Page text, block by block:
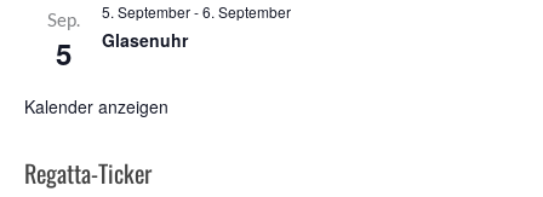
Sep.
5
5. September-6. September
Glasenuhr
Kalender anzeigen
Regatta-Ticker